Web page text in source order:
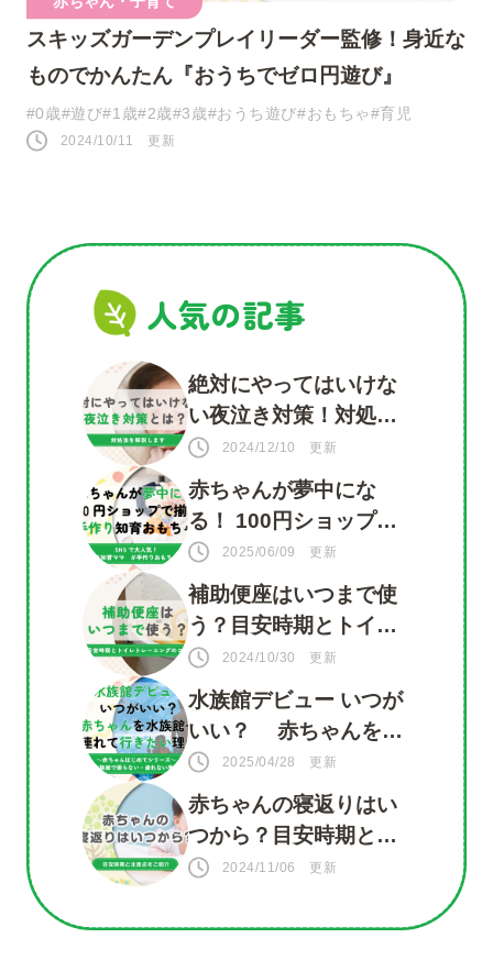
スキッズガーデンプレイリーダー監修！身近な
ものでかんたん『おうちでゼロ円遊び』
#0歳#遊び#1歳#2歳#3歳#おうち遊び#おもちゃ#育児
2024/10/11 更新
人気の記事
絶対にやってはいけな
い夜泣き対策！対処法
を知って赤ちゃんもマ
マも安心
2024/12/10 更新
赤ちゃんが夢中にな
る！ 100円ショップで
揃う 手づくり知育おも
ちゃ
2025/06/09 更新
補助便座はいつまで使
う？目安時期とトイレ
トレーニングのコツ
2024/10/30 更新
水族館デビュー いつが
いい？ 赤ちゃんを水
族館に連れて行きたい
理由がいっぱい！
2025/04/28 更新
赤ちゃんの寝返りはい
つから？目安時期と注
意点をご紹介
2024/11/06 更新